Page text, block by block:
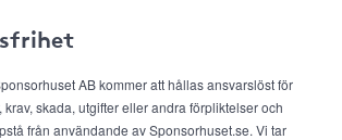
AB kommer att hållas ansvarslöst för
skada, utgifter eller andra förpliktelser och
från användande av Sponsorhuset.se. Vi tar